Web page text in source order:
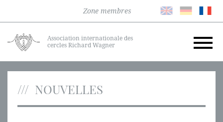
Zone membres
Association internationale des
cercles Richard Wagner
NOUVELLES